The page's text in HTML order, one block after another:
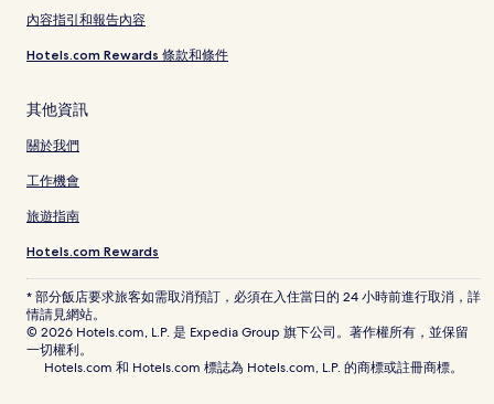
內容指引和報告內容
Hotels.com Rewards 條款和條件
其他資訊
關於我們
工作機會
旅遊指南
Hotels.com Rewards
* 部分飯店要求旅客如需取消預訂，必須在入住當日的 24 小時前進行取消，詳
情請見網站。
© 2026 Hotels.com, L.P. 是 Expedia Group 旗下公司。著作權所有，並保留
一切權利。
Hotels.com 和 Hotels.com 標誌為 Hotels.com, L.P. 的商標或註冊商標。